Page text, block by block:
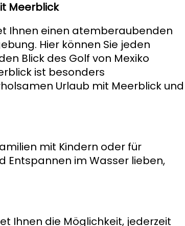
Meerblick
Ihnen einen atemberaubenden
Hier können Sie jeden
Blick des Golf von Mexiko
ist besonders
Urlaub mit Meerblick und
mit Kindern oder für
Entspannen im Wasser lieben,
Ihnen die Möglichkeit, jederzeit